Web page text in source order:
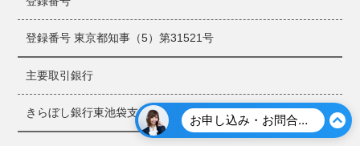
当社は、契約者に係る契約に基づく個人情報（本人を特定す
るための情報（氏名、生年月日、性別、住所、電話番号、勤
務先、勤務先電話番号、運転免許証等の記号番号等）、契約
内容に関する情報（契約の種類、契約日、貸付日、契約金
額、貸付金額、保証額等）、返済状況に関する情報（入金
日、入金予定日、残高金額、完済日、延滞等）、及び取引事
実に関する情報（債権回収、債務整理、保証履行、強制解
登録番号 東京都知事（5）第31521号
主要取引銀行
きらぼし銀行東池袋支店（旧八千代銀行） お申し込み・お問合せはこちら